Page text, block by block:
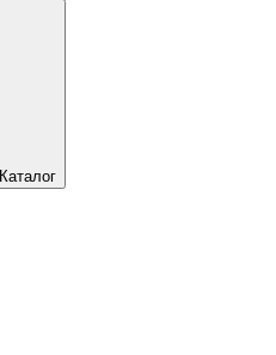
Каталог